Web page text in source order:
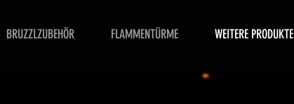
BRUZZLZUBEHÖR FLAMMENTÜRME WEITERE PRODUKTE